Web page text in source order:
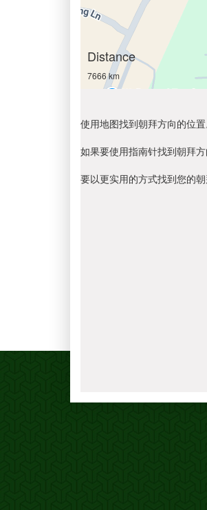
Distance
7666 km
使用地图找到朝拜方向的位
如果要使用指南针找到朝拜
要以更实用的方式找到您的